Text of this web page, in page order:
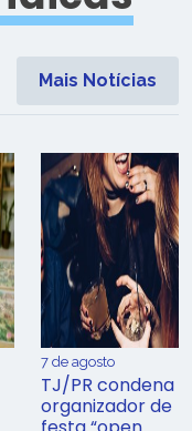
Mais Notícias
7 de agosto
TJ/PR condena
organizador de